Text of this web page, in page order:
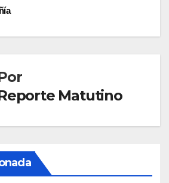
Matutino